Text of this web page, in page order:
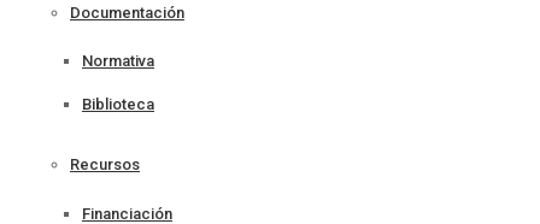
Documentación
Normativa
Biblioteca
Recursos
Financiación